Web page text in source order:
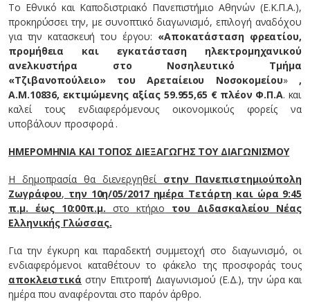
Το Εθνικό και Καποδιστριακό Πανεπιστήμιο Αθηνών (Ε.Κ.Π.Α.),
προκηρύσσει την, με συνοπτικό διαγωνισμό, επιλογή αναδόχου
για την κατασκευή του έργου: «Αποκατάσταση φρεατίου,
προμήθεια και εγκατάσταση ηλεκτρομηχανικού
ανελκυστήρα στο Νοσηλευτικό Τμήμα
«Τζιβανοπούλειο» του Αρεταίειου Νοσοκομείου» ,
Α.Μ.10836, εκτιμώμενης αξίας 59.955,65 € πλέον Φ.Π.Α. και
καλεί τους ενδιαφερόμενους οικονομικούς φορείς να
υποβάλουν προσφορά .
ΗΜΕΡΟΜΗΝΙΑ ΚΑΙ ΤΟΠΟΣ ΔΙΕΞΑΓΩΓΗΣ ΤΟΥ ΔΙΑΓΩΝΙΣΜΟΥ
Η δημοπρασία θα διενεργηθεί στην Πανεπιστημιούπολη
Ζωγράφου, την 10η/05/2017 ημέρα Τετάρτη και ώρα 9:45
π.μ. έως 10:00π.μ. στο κτήριο του Διδασκαλείου Νέας
Ελληνικής Γλώσσας.
Για την έγκυρη και παραδεκτή συμμετοχή στο διαγωνισμό, οι
ενδιαφερόμενοι καταθέτουν το φάκελο της προσφοράς τους
αποκλειστικά στην Επιτροπή Διαγωνισμού (Ε.Δ.), την ώρα και
ημέρα που αναφέρονται στο παρόν άρθρο.